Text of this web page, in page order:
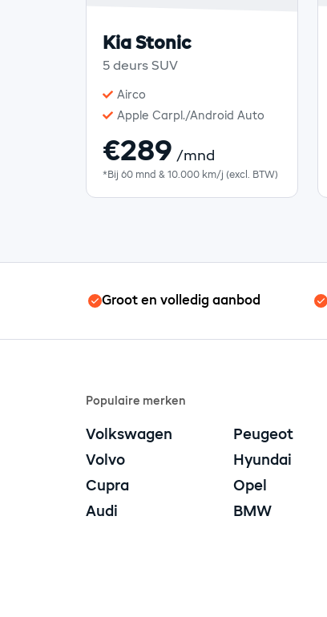
Kia Stonic
5 deurs SUV
Airco
Apple Carpl./Android Auto
€289 /mnd
*Bij 60 mnd & 10.000 km/j (excl. BTW)
Groot en volledig aanbod
Populaire merken
Volkswagen
Peugeot
Volvo
Hyundai
Cupra
Opel
Audi
BMW